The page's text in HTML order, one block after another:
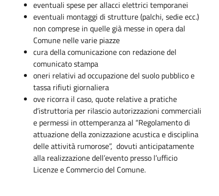
eventuali spese per allacci elettrici temporanei
eventuali montaggi di strutture (palchi, sedie ecc.)
non comprese in quelle già messe in opera dal
Comune nelle varie piazze
cura della comunicazione con redazione del
comunicato stampa
oneri relativi ad occupazione del suolo pubblico e
tassa rifiuti giornaliera
ove ricorra il caso, quote relative a pratiche
d’istruttoria per rilascio autorizzazioni commerciali
e permessi in ottemperanza al “Regolamento di
attuazione della zonizzazione acustica e disciplina
delle attività rumorose”, dovuti anticipatamente
alla realizzazione dell’evento presso l’ufficio
Licenze e Commercio del Comune.